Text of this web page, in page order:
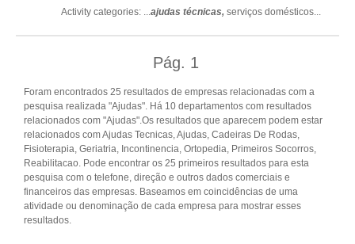
Activity categories: ...ajudas técnicas, serviços domésticos...
Pág. 1
Foram encontrados 25 resultados de empresas relacionadas com a
pesquisa realizada "Ajudas". Há 10 departamentos com resultados
relacionados com "Ajudas".Os resultados que aparecem podem estar
relacionados com Ajudas Tecnicas, Ajudas, Cadeiras De Rodas,
Fisioterapia, Geriatria, Incontinencia, Ortopedia, Primeiros Socorros,
Reabilitacao. Pode encontrar os 25 primeiros resultados para esta
pesquisa com o telefone, direção e outros dados comerciais e
financeiros das empresas. Baseamos em coincidências de uma
atividade ou denominação de cada empresa para mostrar esses
resultados.